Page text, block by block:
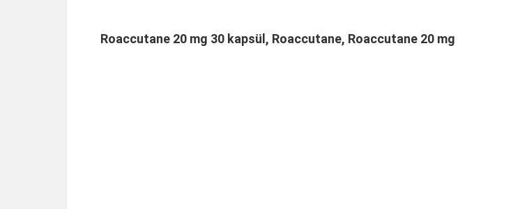
Roaccutane 20 mg 30 kapsül, Roaccutane, Roaccutane 20 mg